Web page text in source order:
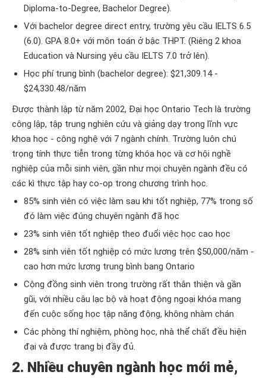
Diploma-to-Degree, Bachelor Degree).
Với bachelor degree direct entry, trường yêu cầu IELTS 6.5
(6.0). GPA 8.0+ với môn toán ở bậc THPT. (Riêng 2 khoa
Education và Nursing yêu cầu IELTS 7.0 trở lên).
Học phí trung bình (bachelor degree): $21,309.14 -
$24,330.48/năm
Được thành lập từ năm 2002, Đại học Ontario Tech là trường
công lập, tập trung nghiên cứu và giảng dạy trong lĩnh vực
khoa học - công nghệ với 7 ngành chính. Trường luôn chú
trọng tính thực tiễn trong từng khóa học và cơ hội nghề
nghiệp của mỗi sinh viên, gần như mọi chuyên ngành đều có
các kì thực tập hay co-op trong chương trình học.
85% sinh viên có việc làm sau khi tốt nghiệp, 77% trong số
đó làm việc đúng chuyên ngành đã học
23% sinh viên tốt nghiệp theo đuổi việc học cao học
28% sinh viên tốt nghiệp có mức lương trên $50,000/năm -
cao hơn mức lương trung bình bang Ontario
Cộng đồng sinh viên trong trường rất thân thiện và gần
gũi, với nhiều câu lạc bộ và hoạt động ngoại khóa mang
đến cuộc sống học tập năng động, không nhàm chán
Các phòng thí nghiệm, phòng học, nhà thể chất đều hiện
đại và được trang bị đầy đủ.
2. Nhiều chuyên ngành học mới mẻ,